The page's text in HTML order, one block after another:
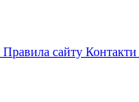
Правила сайту Контакти